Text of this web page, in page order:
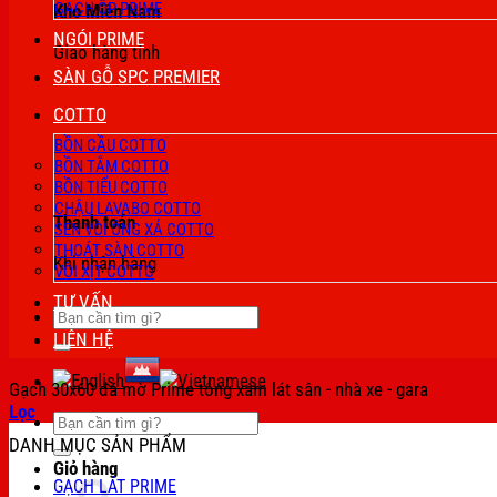
Kho Miền Nam
Giao hàng tỉnh
Thanh toán
Khi nhận hàng
Tìm
kiếm:
Tìm
kiếm:
Giỏ hàng
GẠCH ỐP PRIME
NGÓI PRIME
SÀN GỖ SPC PREMIER
COTTO
BỒN CẦU COTTO
BỒN TẮM COTTO
BỒN TIỂU COTTO
CHẬU LAVABO COTTO
SEN VÒI ỐNG XẢ COTTO
THOÁT SÀN COTTO
VÒI XỊT COTTO
TƯ VẤN
LIÊN HỆ
Gạch 30x60 đá mờ Prime tông xám lát sân - nhà xe - gara
Lọc
DANH MỤC SẢN PHẨM
GẠCH LÁT PRIME